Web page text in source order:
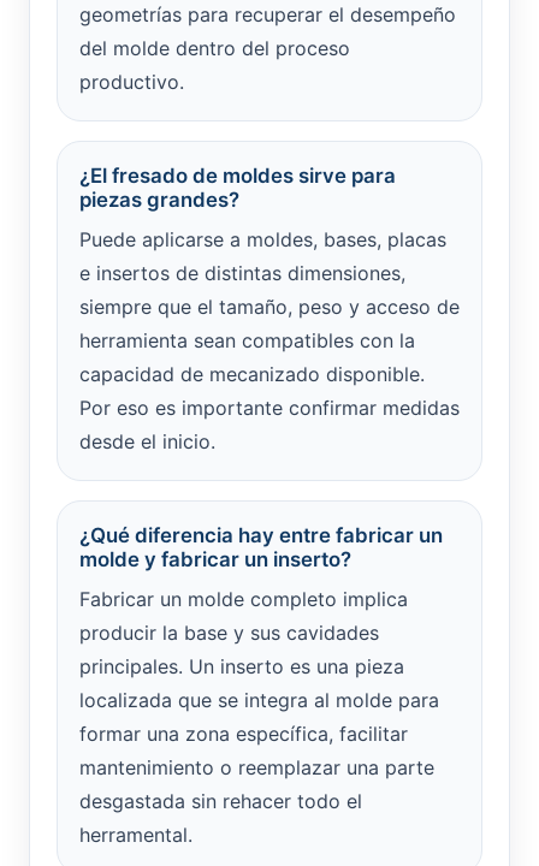
geometrías para recuperar el desempeño
del molde dentro del proceso
productivo.
¿El fresado de moldes sirve para
piezas grandes?
Puede aplicarse a moldes, bases, placas
e insertos de distintas dimensiones,
siempre que el tamaño, peso y acceso de
herramienta sean compatibles con la
capacidad de mecanizado disponible.
Por eso es importante confirmar medidas
desde el inicio.
¿Qué diferencia hay entre fabricar un
molde y fabricar un inserto?
Fabricar un molde completo implica
producir la base y sus cavidades
principales. Un inserto es una pieza
localizada que se integra al molde para
formar una zona específica, facilitar
mantenimiento o reemplazar una parte
desgastada sin rehacer todo el
herramental.